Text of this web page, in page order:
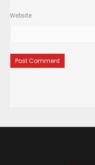
Website